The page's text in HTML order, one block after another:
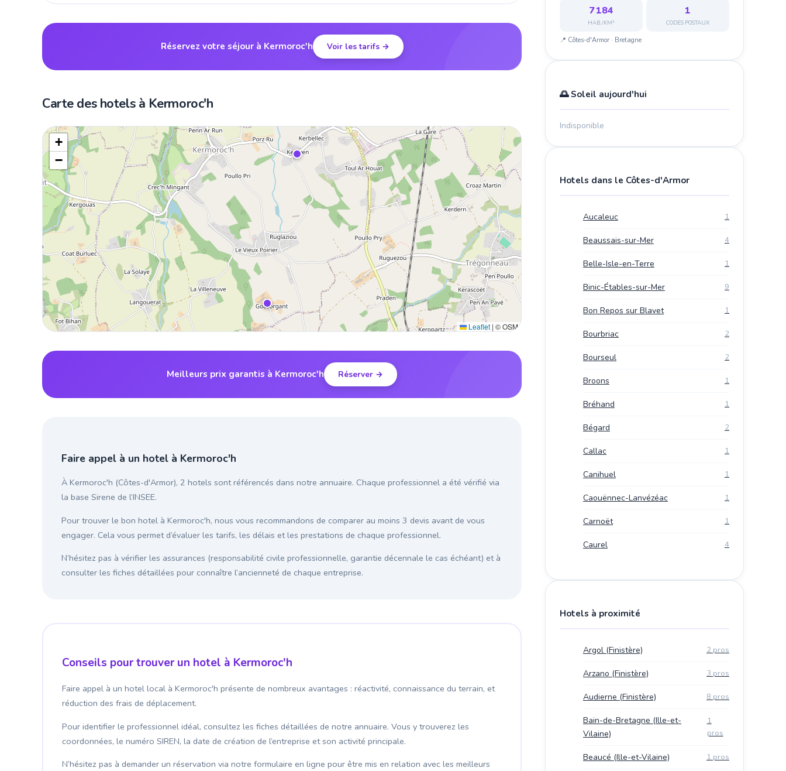
Réservez votre séjour à Kermoroc'h Voir les tarifs →
Carte des hotels à Kermoroc'h
+
−
Leaflet | © OSM
Meilleurs prix garantis à Kermoroc'h Réserver →
Faire appel à un hotel à Kermoroc'h
À Kermoroc'h (Côtes-d'Armor), 2 hotels sont référencés dans notre annuaire. Chaque professionnel a été vérifié via
la base Sirene de l’INSEE.
Pour trouver le bon hotel à Kermoroc'h, nous vous recommandons de comparer au moins 3 devis avant de vous
engager. Cela vous permet d’évaluer les tarifs, les délais et les prestations de chaque professionnel.
N’hésitez pas à vérifier les assurances (responsabilité civile professionnelle, garantie décennale le cas échéant) et à
consulter les fiches détaillées pour connaître l’ancienneté de chaque entreprise.
Conseils pour trouver un hotel à Kermoroc'h
Faire appel à un hotel local à Kermoroc'h présente de nombreux avantages : réactivité, connaissance du terrain, et
réduction des frais de déplacement.
Pour identifier le professionnel idéal, consultez les fiches détaillées de notre annuaire. Vous y trouverez les
coordonnées, le numéro SIREN, la date de création de l’entreprise et son activité principale.
N’hésitez pas à demander un réservation via notre formulaire en ligne pour être mis en relation avec les meilleurs
7 184
HAB./KM²
1
CODES POSTAUX
📍 Côtes-d'Armor · Bretagne
🌅 Soleil aujourd'hui
Indisponible
Hotels dans le Côtes-d'Armor
Aucaleuc 1
Beaussais-sur-Mer 4
Belle-Isle-en-Terre 1
Binic-Étables-sur-Mer 9
Bon Repos sur Blavet 1
Bourbriac 2
Bourseul 2
Broons 1
Bréhand 1
Bégard 2
Callac 1
Canihuel 1
Caouënnec-Lanvézéac 1
Carnoët 1
Caurel 4
Hotels à proximité
Argol (Finistère) 2 pros
Arzano (Finistère) 3 pros
Audierne (Finistère) 8 pros
Bain-de-Bretagne (Ille-et-
Vilaine)
1
pros
Beaucé (Ille-et-Vilaine) 1 pros